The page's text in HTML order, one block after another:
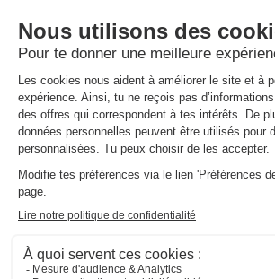
Dansl'établissement
Transats gratuits
Couverte et découvrable chauffée
Ouvert toute la saison
Avec pataugeoire
Baignade non surveillée
Piscine pour enfants non chauffée
En accès libre avec digicode remis à
surveillant, surveillance des parents